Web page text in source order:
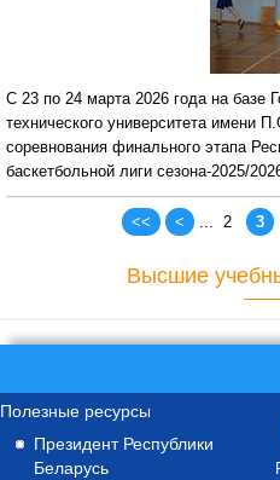
С 23 по 24 марта 2026 года на базе
технического университета имени
соревнования финального этапа
баскетбольной лиги сезона-2025/
<< < 2 3
Высшие
Полезные ресурсы
Президент Республики
Беларусь